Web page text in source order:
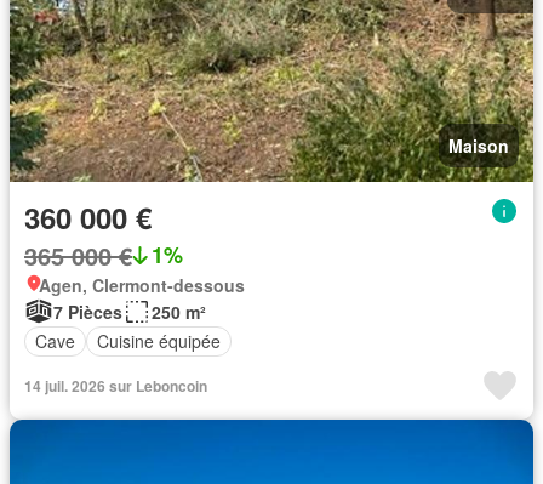
Maison
360 000 €
365 000 € 1%
Agen, Clermont-dessous
7 Pièces
250 m²
Cave
Cuisine équipée
14 juil. 2026 sur Leboncoin